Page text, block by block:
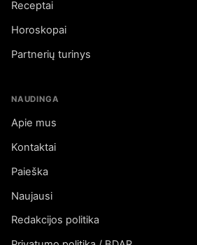
Receptai
Horoskopai
Partnerių turinys
NAUDINGA
Apie mus
Kontaktai
Paieška
Naujausi
Redakcijos politika